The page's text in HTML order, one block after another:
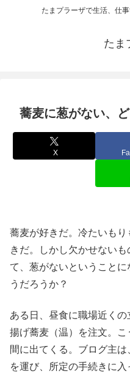
たまプラーザで生活、仕
たま
蕎麦に葱がない、
X
蕎麦が好きだ。冷たいも
きだ。しかし欠かせない
て、葱がないということ
うだろうか？
ある日、昼食に職場近く
揚げ蕎麦（温）を注文。
間に出てくる。ブログ主
を運び、所定の手続きに入